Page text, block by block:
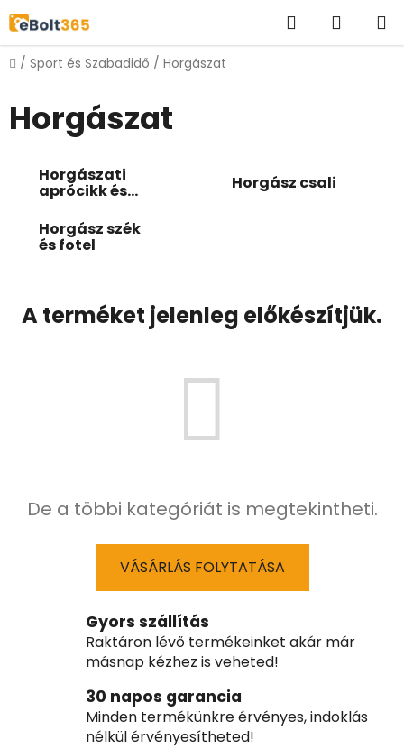
Ugrás
fő
tartalomhoz
KeresésKOSÁR
Kezdőlap
/ Sport és Szabadidő / Horgászat
Horgászat
Horgászati
aprócikk és Horgász csali
Horgász szék
és fotel
A terméket jelenleg előkészítjük.
De a többi kategóriát is megtekintheti.
VÁSÁRLÁS FOLYTATÁSA
Gyors szállítás
Raktáron lévő termékeinket akár már
másnap kézhez is veheted!
30 napos garancia
Minden termékünkre érvényes, indoklás
nélkül érvényesítheted!